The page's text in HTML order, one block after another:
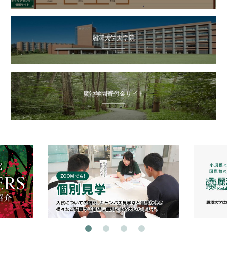
麗澤大学大学院
廣池学園寄付金サイト